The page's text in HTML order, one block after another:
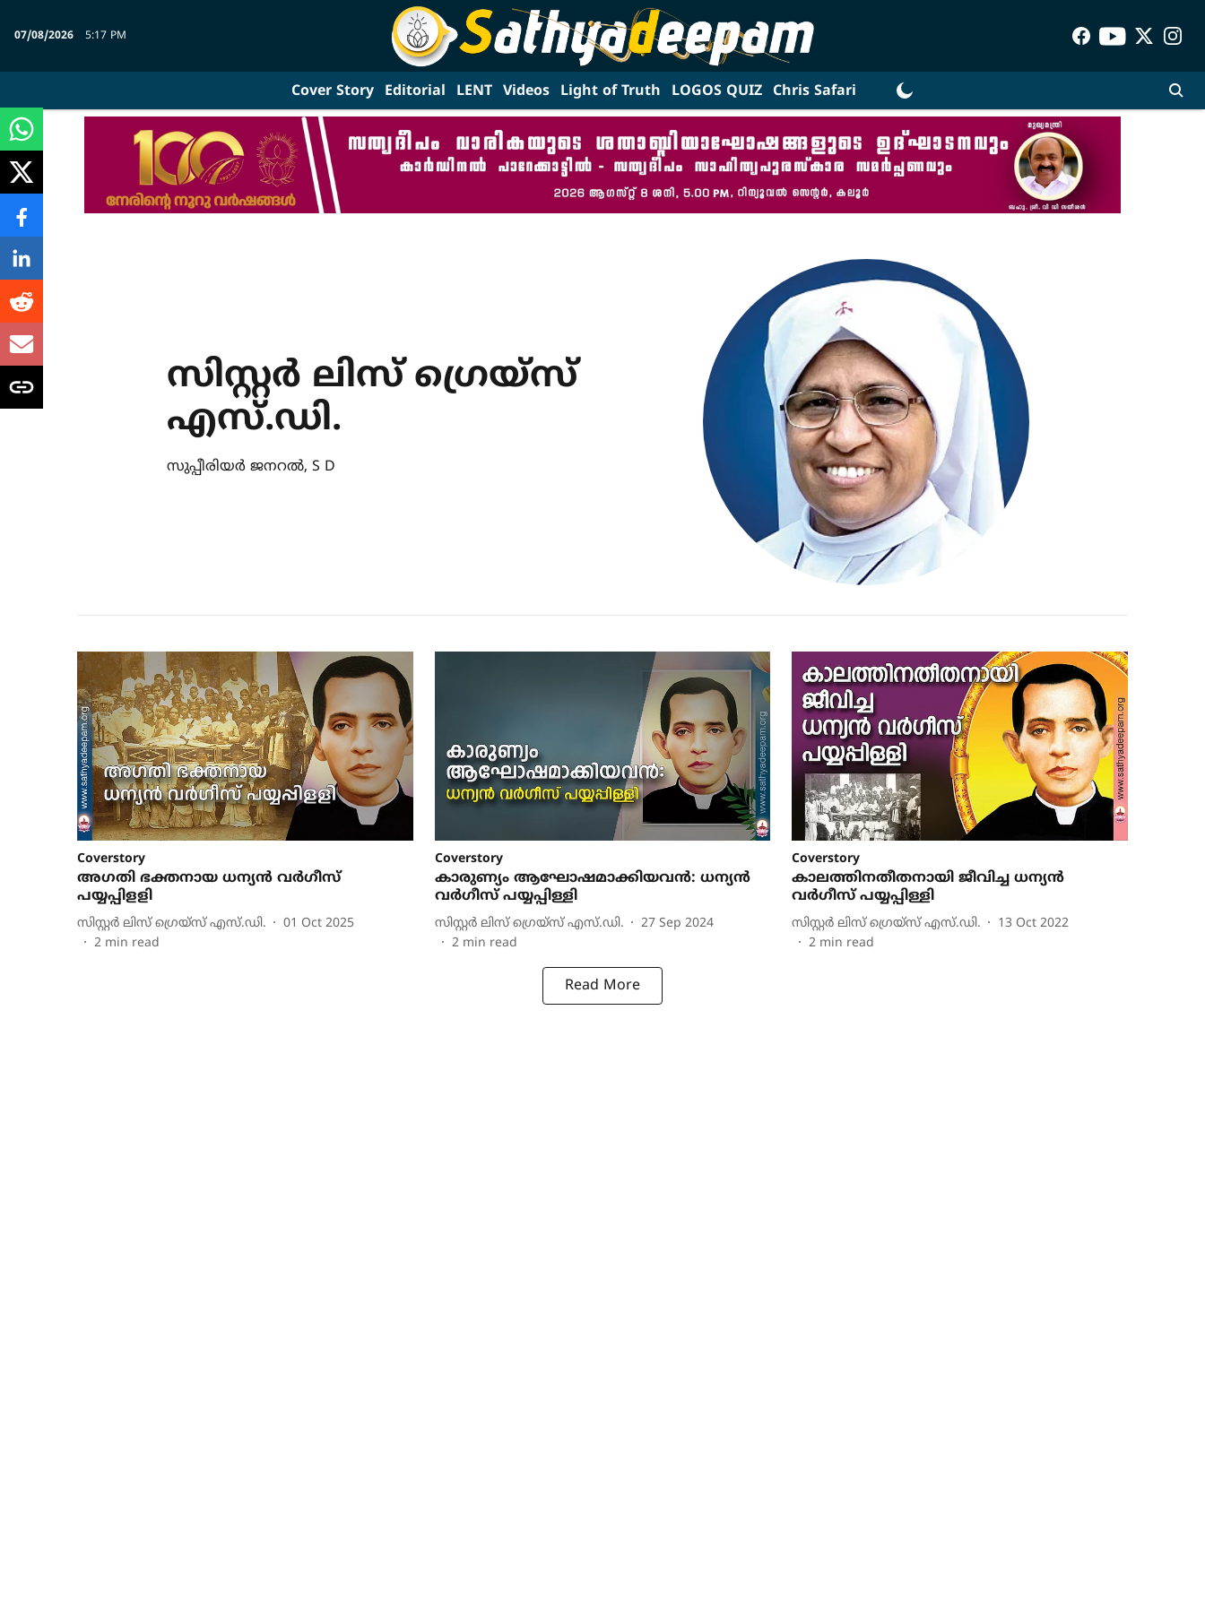
07/08/2026 5:17 PM
Cover Story Editorial LENT Videos Light of Truth LOGOS QUIZ Chris Safari
സിസ്റ്റര്‍ ലിസ് ഗ്രെയ്‌സ്
എസ്.ഡി.
സുപ്പീരിയര്‍ ജനറല്‍, S D
Coverstory
അഗതി ഭക്തനായ ധന്യന്‍ വര്‍ഗീസ്
പയ്യപ്പിളളി
സിസ്റ്റര്‍ ലിസ് ഗ്രെയ്‌സ് എസ്.ഡി.
01 Oct 2025
2 min read
Coverstory
കാരുണ്യം ആഘോഷമാക്കിയവന്‍: ധന്യന്‍
വര്‍ഗീസ് പയ്യപ്പിള്ളി
സിസ്റ്റര്‍ ലിസ് ഗ്രെയ്‌സ് എസ്.ഡി.
27 Sep 2024
2 min read
Coverstory
കാലത്തിനതീതനായി ജീവിച്ച ധന്യന്‍
വര്‍ഗീസ് പയ്യപ്പിള്ളി
സിസ്റ്റര്‍ ലിസ് ഗ്രെയ്‌സ് എസ്.ഡി.
13 Oct 2022
2 min read
Read More